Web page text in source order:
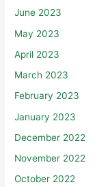
June 2023
May 2023
April 2023
March 2023
February 2023
January 2023
December 2022
November 2022
October 2022